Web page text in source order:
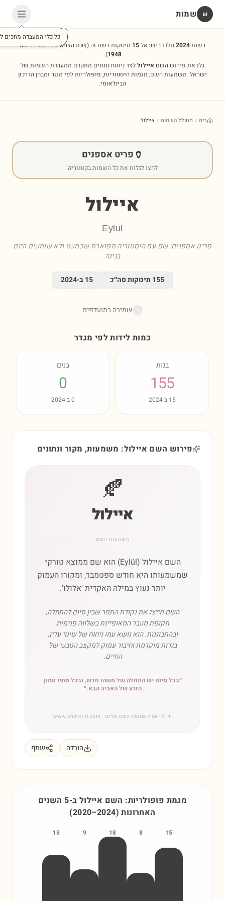
שׁ שמות
כל כלי המעבדה מחכים
בשנת2024נולדו בישראל15 תינוקות בשם זה(שנת השיא של השם הייתה
1948
).
גלו את פירוש השם איילוללצד ניתוח נתונים מתקדם ממעבדת השמות של
ישראל: משמעות השם, מגמות היסטוריות, פופולריות לפי מגזר ומבחן הדרכון
הבינלאומי.
בית מחולל השמות איילול
🏺 פריט אספנים
לחצו לגלות את כל השמות בקטגוריה
איילול
Eylul
פריט אספנים: שם עם היסטוריה מפוארת שכמעט ולא שומעים היום
בגינה
155 תינוקות סה״כ 15ב-2024
שמירה במועדפים
כמות לידות לפי מגדר
בנות
155
15 ב-2024
בנים
0
0ב-2024
פירוש השם איילול: משמעות, מקור ונתונים
🍂
איילול
משמעות השם
השם איילול (Eylül) הוא שם ממוצא טורקי
שמשמעותו היא חודש ספטמבר, ומקורו העמוק
יותר נעוץ במילה האקדית 'אלולו'.
השם מייצג את נקודת התפר שבין סיום להתחלה,
תקופת מעבר המאופיינת בשלווה פנימית
ובהתבוננות. הוא נושא עמו ניחוח של שינוי עדין,
בגרות מוקדמת וחיבור עמוק למקצב הטבעי של
החיים.
״בכל סיום יש התחלה של משהו חדש, ובכל סתיו טמון
הזרע של האביב הבא.״
✦ גלו את משמעות השם שלכם · www.shmot-il.com
הורדה שתף
מגמת פופולריות: השם איילול
ב-5 השנים
האחרונות
(2020–2024)
15
8
18
9
13